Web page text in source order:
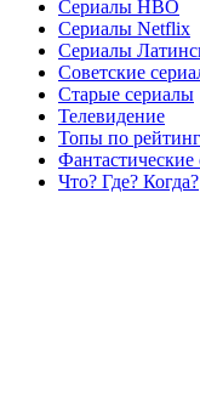
Сериалы HBO
Сериалы Netflix
Сериалы
Советские
Старые сериалы
Телевидение
Топы по
Фантастические
Что? Где? Когда?